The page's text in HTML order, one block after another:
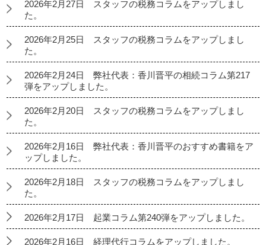
2026年2月27日 スタッフの税務コラムをアップしまし
た。
2026年2月25日 スタッフの税務コラムをアップしまし
た。
2026年2月24日 弊社代表：香川晋平の相続コラム第217
弾をアップしました。
2026年2月20日 スタッフの税務コラムをアップしまし
た。
2026年2月16日 弊社代表：香川晋平のおすすめ書籍をア
ップしました。
2026年2月18日 スタッフの税務コラムをアップしまし
た。
2026年2月17日 起業コラム第240弾をアップしました。
2026年2月16日 経理代行コラムをアップしました。